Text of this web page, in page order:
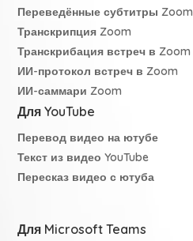
Переведённые субтитры Zoom
Транскрипция Zoom
Транскрибация встреч в Zoom
ИИ-протокол встреч в Zoom
ИИ-саммари Zoom
Для YouTube
Перевод видео на ютубе
Текст из видео YouTube
Пересказ видео с ютуба
Для Microsoft Teams